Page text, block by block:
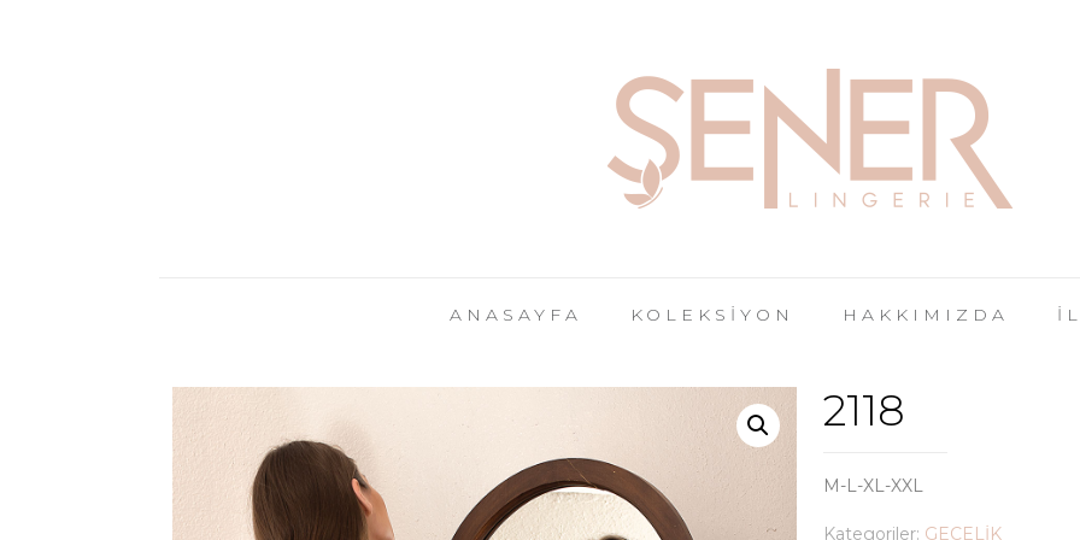
ANASAYFA KOLEKSİYON HAKKIMIZDA
2118
M-L-XL-XXL
Kategoriler: GECELİK